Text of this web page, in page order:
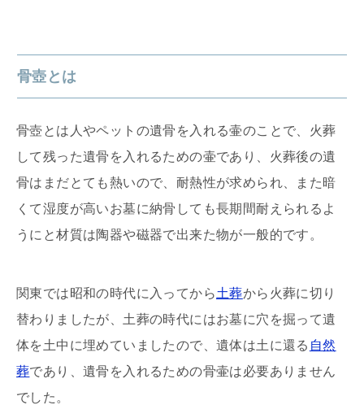
骨壺とは
骨壺とは人やペットの遺骨を入れる壷のことで、火葬
して残った遺骨を入れるための壷であり、火葬後の遺
骨はまだとても熱いので、耐熱性が求められ、また暗
くて湿度が高いお墓に納骨しても長期間耐えられるよ
うにと材質は陶器や磁器で出来た物が一般的です。
関東では昭和の時代に入ってから土葬から火葬に切り
替わりましたが、土葬の時代にはお墓に穴を掘って遺
体を土中に埋めていましたので、遺体は土に還る 自然
葬であり、遺骨を入れるための骨壷は必要ありません
でした。